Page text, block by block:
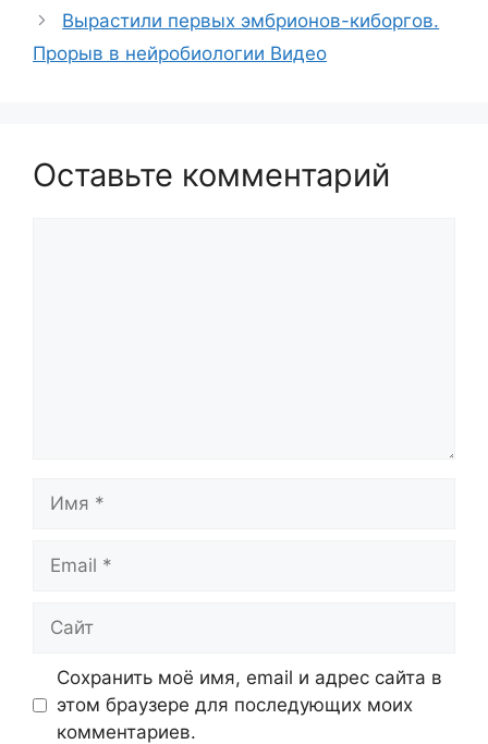
Вырастили первых эмбрионов-киборгов.
Прорыв в нейробиологии Видео
Оставьте комментарий
Сохранить моё имя, email и адрес сайта в
этом браузере для последующих моих
комментариев.